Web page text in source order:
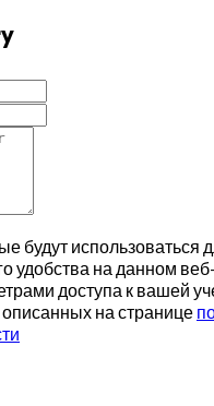
будут использоваться
удобства на данном
доступа к вашей
описанных на странице